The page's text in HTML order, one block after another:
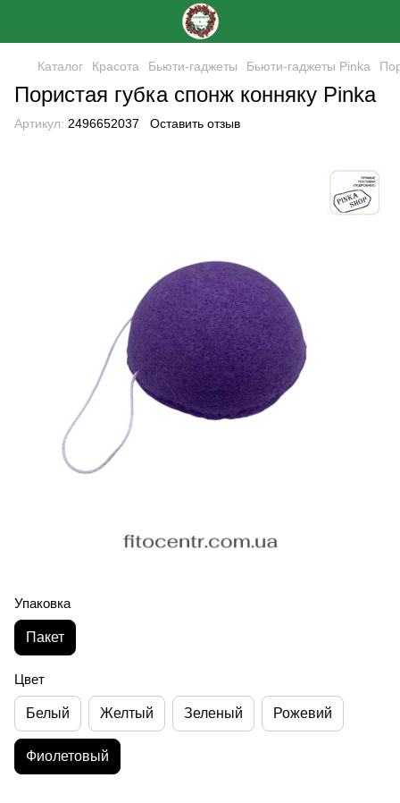
Каталог Красота Бьюти-гаджеты Бьюти-гаджеты Pinka
Пористая губка спонж конняку Pinka
Артикул: 2496652037 Оставить отзыв
Упаковка
Пакет
Цвет
Белый Желтый Зеленый Рожевий
Фиолетовый